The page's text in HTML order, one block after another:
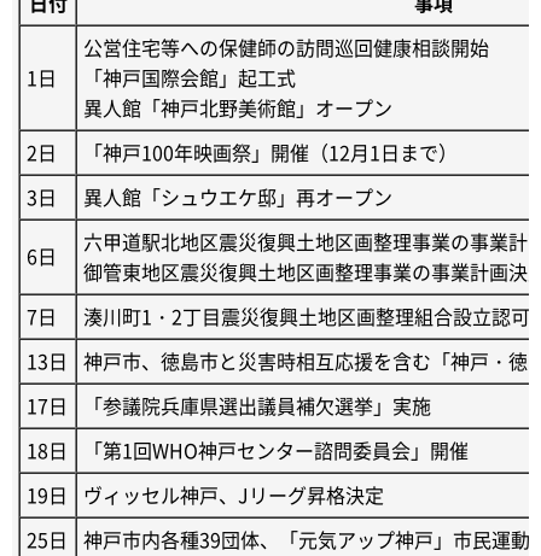
1日
公営住宅等への保健師の訪問巡回健康相談開始
「神戸国際会館」起工式
異人館「神戸北野美術館」オープン
2日
「神戸100年映画祭」開催（12月1日まで）
3日
異人館「シュウエケ邸」再オープン
6日
六甲道駅北地区震災復興土地区画整理事業の事業計
御管東地区震災復興土地区画整理事業の事業計画決
7日
湊川町1・2丁目震災復興土地区画整理組合設立認可
13日
神戸市、徳島市と災害時相互応援を含む「神戸・徳
17日
「参議院兵庫県選出議員補欠選挙」実施
18日
「第1回WHO神戸センター諮問委員会」開催
19日
ヴィッセル神戸、Jリーグ昇格決定
25日
神戸市内各種39団体、「元気アップ神戸」市民運動